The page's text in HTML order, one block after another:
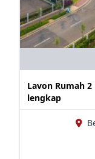
Lavon Rumah
lengkap